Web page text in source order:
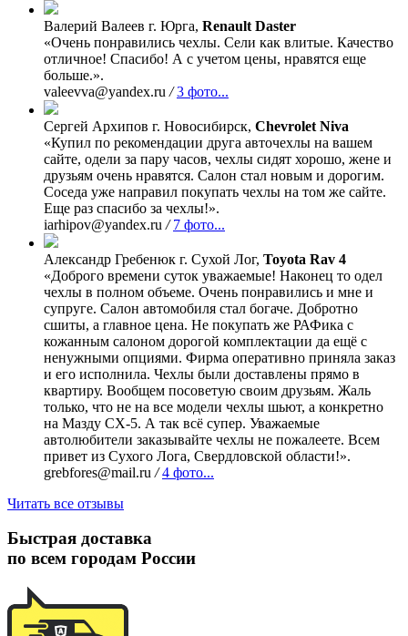
Валерий Валеев г. Юрга, Renault Daster
«Очень понравились чехлы. Сели как влитые. Качество
отличное! Спасибо! А с учетом цены, нравятся еще
больше.».
valeevva@yandex.ru / 3 фото...
Сергей Архипов г. Новосибирск, Chevrolet Niva
«Купил по рекомендации друга авточехлы на вашем
сайте, одели за пару часов, чехлы сидят хорошо, жене и
друзьям очень нравятся. Салон стал новым и дорогим.
Соседа уже направил покупать чехлы на том же сайте.
Еще раз спасибо за чехлы!».
iarhipov@yandex.ru / 7 фото...
Александр Гребенюк г. Сухой Лог, Toyota Rav 4
«Доброго времени суток уважаемые! Наконец то одел
чехлы в полном объеме. Очень понравились и мне и
супруге. Салон автомобиля стал богаче. Добротно
сшиты, а главное цена. Не покупать же РАФика с
кожанным салоном дорогой комплектации да ещё с
ненужными опциями. Фирма оперативно приняла заказ
и его исполнила. Чехлы были доставлены прямо в
квартиру. Вообщем посоветую своим друзьям. Жаль
только, что не на все модели чехлы шьют, а конкретно
на Мазду СХ-5. А так всё супер. Уважаемые
автолюбители заказывайте чехлы не пожалеете. Всем
привет из Сухого Лога, Свердловской области!».
grebfores@mail.ru / 4 фото...
Читать все отзывы
Быстрая доставка
по всем городам России